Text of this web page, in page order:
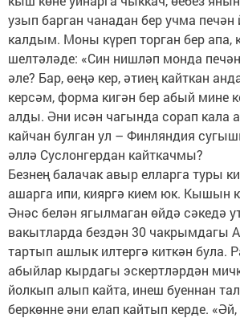
узып барган чанадан бер учма
калдым. Моны күреп торган бер апа,
шелтәләде: «Син нишләп монда
әле? Бар, өеңә кер, әтиең кайткан
керсәм, форма кигән бер абый мине
алды. Әни исән чагында сорап кала
кайчан булган ул – Финляндия
әллә Суслонгердан кайткачмы?
Безнең балачак авыр елларга туры
ашарга ипи, кияргә кием юк. Кышын
Әнәс белән ягылмаган өйдә сәкедә
вакытларда бездән 30 чакрымдагы
тартып ашлык илтергә киткән була.
абыйлар кырдагы эскертләрдән
йолкып алып кайта, инеш буеннан
беркөнне әни елап кайтып керде.